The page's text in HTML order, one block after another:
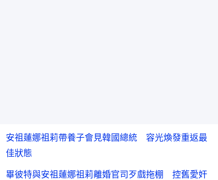
安祖蓮娜祖莉帶養子會見韓國總統 容光煥發重返最
佳狀態
畢彼特與安祖蓮娜祖莉離婚官司歹戲拖棚 控舊愛奸